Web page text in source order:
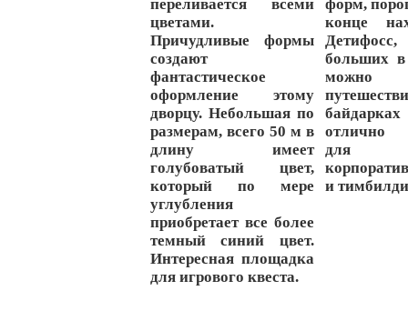
переливается всеми
цветами.
Причудливые формы
создают
фантастическое
оформление этому
дворцу. Небольшая по
размерам, всего 50 м в
длину имеет
голубоватый цвет,
который по мере
углубления
приобретает все более
темный синий цвет.
Интересная площадка
дляигрового квеста.
форм,
конце
больших
можно
и